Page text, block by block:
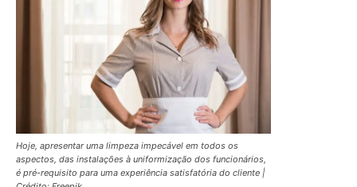
Hoje, apresentar uma limpeza impecável em todos os
aspectos, das instalações à uniformização dos funcionários,
é pré-requisito para uma experiência satisfatória do cliente |